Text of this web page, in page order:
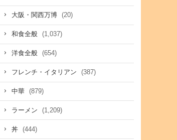
大阪・関西万博 (20)
和食全般 (1,037)
洋食全般 (654)
フレンチ・イタリアン (387)
中華 (879)
ラーメン (1,209)
丼 (444)